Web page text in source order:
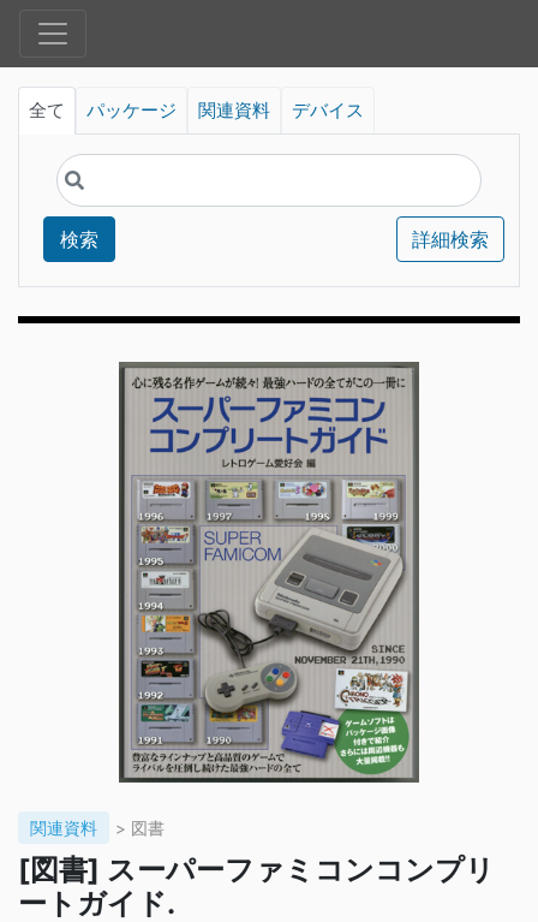
全て パッケージ 関連資料 デバイス
検索 詳細検索
関連資料 > 図書
[図書] スーパーファミコンコンプリ
ートガイド.